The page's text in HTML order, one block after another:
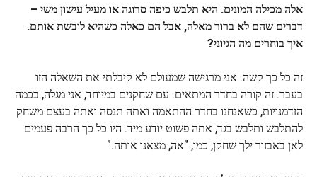
אלה מכילה המונים. היא תלבש כיפה סרוגה או מעיל עישון משי –
דברים שהם לא ברור מאלה, אבל הם כאלה כשהיא לובשת אותם.
איך בוחרים מה הגיוני?
זה כל כך קשה. אני מרגישה שמעולם לא קיבלתי את השאלה הזו
בעבר. זה קורה בחדר המתאים. עם שחקנים במיוחד, אני מגלה, בכמה
הזדמנויות, כשאנחנו בחדר ההתאמה ואתה תנסה ואתה בעצם משחק
להתלבש ותלבש בגד, אתה פשוט יודע מיד. היו כל כך הרבה פעמים
לאן באבזור ילך שחקן, כמו, "אה, מצאנו אותה."